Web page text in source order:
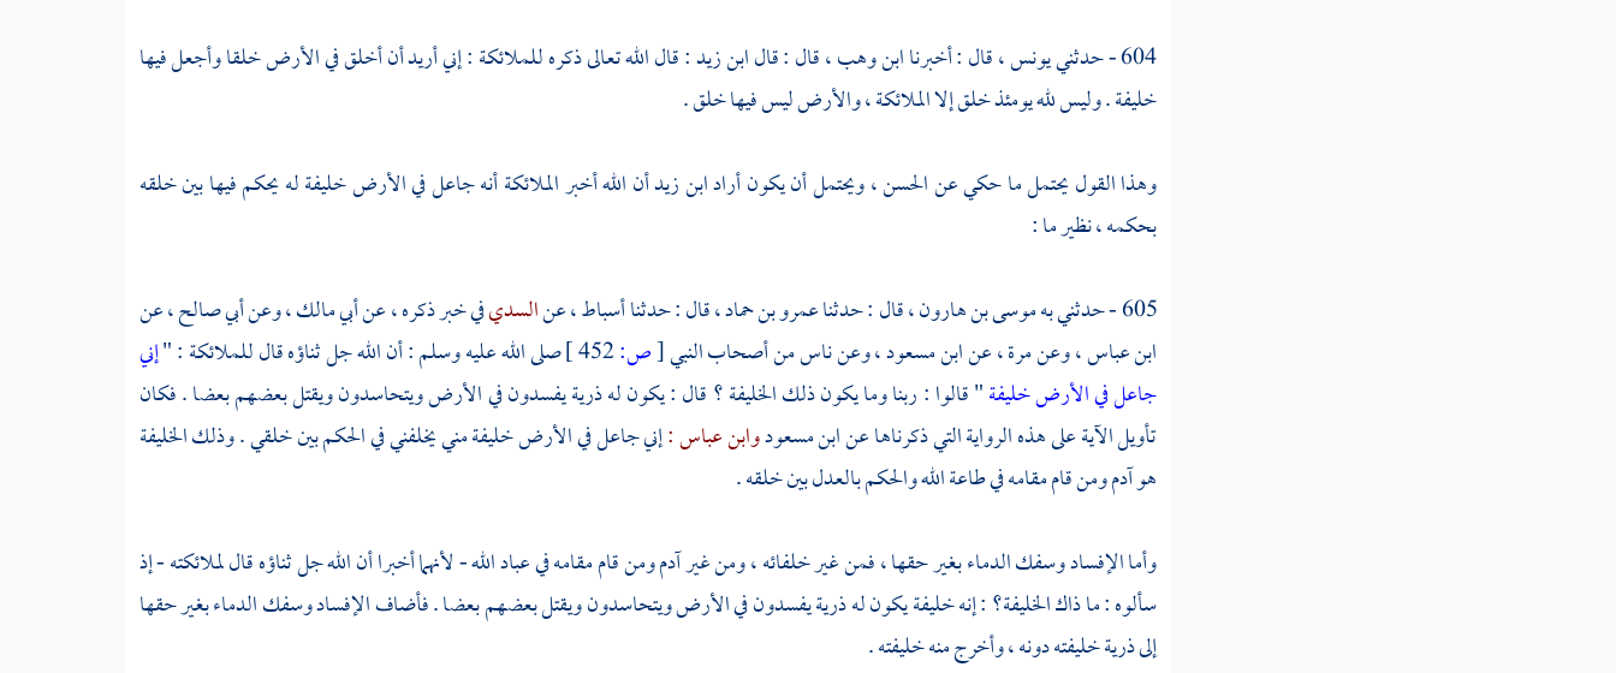
604 - حدثني
يونس ،قال : أخبرناابن وهب، قال : قالابن زيد: قال الله تعالى ذكره للملائكة : إني أريد أن أخلق في الأرض خلقا وأجعل فيها
خليفة . وليس لله يومئذ خلق إلا الملائكة ، والأرض ليس فيها خلق .
وهذا القول يحتمل ما حكي عنالحسن، ويحتمل أن يكون أرادابن زيدأن الله أخبر الملائكة أنه جاعل في الأرض خليفة له يحكم فيها بين خلقه
بحكمه ، نظير ما :
605 - حدثني به
موسى بن هارون ،قال : حدثناعمرو بن حماد ،قال : حدثناأسباط، عنالسديفي خبر ذكره ، عنأبي مالك، وعنأبي صالح ،عن
ابن عباس، وعنمرة ،عنابن مسعود، وعن ناس من أصحاب النبي[ص: صلى الله عليه وسلم : أن الله جل ثناؤه قال للملائكة : "إني
جاعل في الأرض خليفة" قالوا : ربنا وما يكون ذلك الخليفة ؟ قال : يكون له ذرية يفسدون في الأرض ويتحاسدون ويقتل بعضهم بعضا . فكان
تأويل الآية على هذه الرواية التي ذكرناها عنابن مسعودوابن عباس :إني جاعل في الأرض خليفة مني يخلفني في الحكم بين خلقي . وذلك الخليفة
هوآدمومن قام مقامه في طاعة الله والحكم بالعدل بين خلقه .
وأما الإفساد وسفك الدماء بغير حقها ، فمن غير خلفائه ، ومن غيرآدمومن قام مقامه في عباد الله - لأنهما أخبرا أن الله جل ثناؤه قال لملائكته - إذ
سألوه : ما ذاك الخليفة؟ : إنه خليفة يكون له ذرية يفسدون في الأرض ويتحاسدون ويقتل بعضهم بعضا . فأضاف الإفساد وسفك الدماء بغير حقها
إلى ذرية خليفته دونه ، وأخرج منه خليفته .